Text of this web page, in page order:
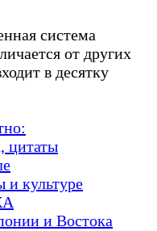
система
от других
в десятку
цитаты
и культуре
и Востока